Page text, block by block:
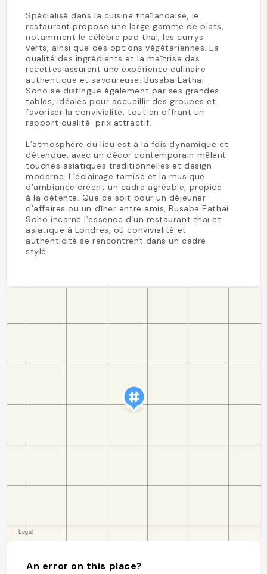
Spécialisé dans la cuisine thaïlandaise, le
restaurant propose une large gamme de plats,
notamment le célèbre pad thai, les currys
verts, ainsi que des options végétariennes. La
qualité des ingrédients et la maîtrise des
recettes assurent une expérience culinaire
authentique et savoureuse. Busaba Eathai
Soho se distingue également par ses grandes
tables, idéales pour accueillir des groupes et
favoriser la convivialité, tout en offrant un
rapport qualité-prix attractif.
L’atmosphère du lieu est à la fois dynamique et
détendue, avec un décor contemporain mêlant
touches asiatiques traditionnelles et design
moderne. L’éclairage tamisé et la musique
d’ambiance créent un cadre agréable, propice
à la détente. Que ce soit pour un déjeuner
d’affaires ou un dîner entre amis, Busaba Eathai
Soho incarne l’essence d’un restaurant thaï et
asiatique à Londres, où convivialité et
authenticité se rencontrent dans un cadre
stylé.
An error on this place?